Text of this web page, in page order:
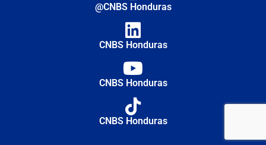
@CNBS Honduras
CNBS Honduras
CNBS Honduras
CNBS Honduras